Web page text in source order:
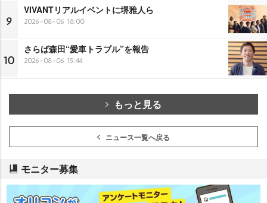
9
VIVANTリアルイベントに堺雅人ら
2026-08-06 18:00
10
さらば森田“愛車トラブル”を報告
2026-08-06 15:44
もっと見る
ニュース一覧へ戻る
モニター募集